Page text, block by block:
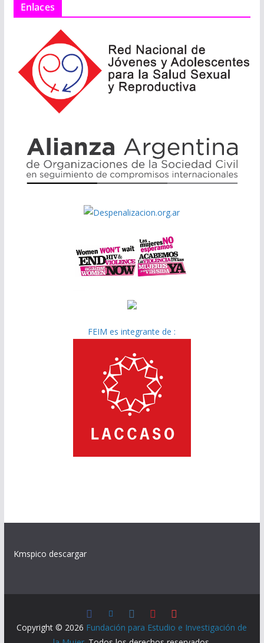
Enlaces
FEIM es integrante de :
Kmspico descargar
Copyright © 2026 Fundación para Estudio e Investigación de